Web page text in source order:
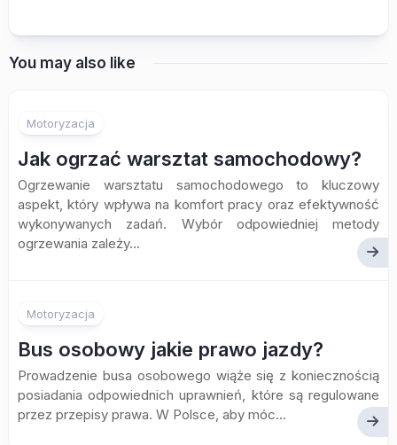
You may also like
Motoryzacja
Jak ogrzać warsztat samochodowy?
Ogrzewanie warsztatu samochodowego to kluczowy
aspekt, który wpływa na komfort pracy oraz efektywność
wykonywanych zadań. Wybór odpowiedniej metody
ogrzewania zależy...
Motoryzacja
Bus osobowy jakie prawo jazdy?
Prowadzenie busa osobowego wiąże się z koniecznością
posiadania odpowiednich uprawnień, które są regulowane
przez przepisy prawa. W Polsce, aby móc...